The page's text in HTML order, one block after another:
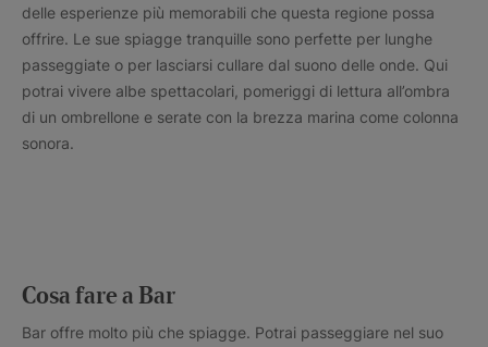
delle esperienze più memorabili che questa regione possa
offrire. Le sue spiagge tranquille sono perfette per lunghe
passeggiate o per lasciarsi cullare dal suono delle onde. Qui
potrai vivere albe spettacolari, pomeriggi di lettura all’ombra
di un ombrellone e serate con la brezza marina come colonna
sonora.
Cosa fare a Bar
Bar offre molto più che spiagge. Potrai passeggiare nel suo